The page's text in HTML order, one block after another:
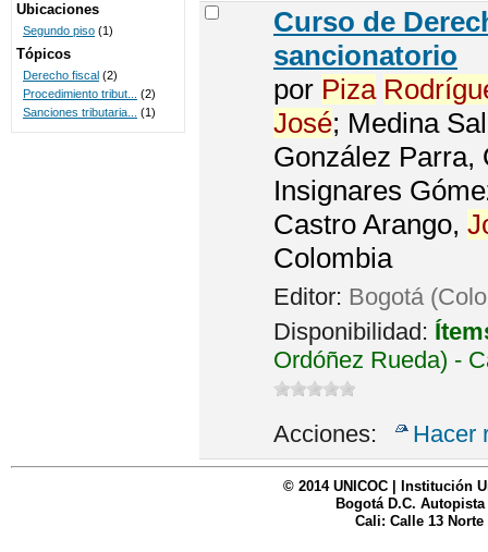
Curso de
sancionatorio
por Piza
José; Medina
González
Insignares
Castro Arango,
Colombia
Editor: Bogotá
Disponibilidad:
Ordóñez Rueda) -
Acciones: Hacer
Ubicaciones
Segundo piso (1)
Tópicos
Derecho fiscal (2)
Procedimiento tribut...
(2)
Sanciones tributaria... (1)
© 2014 UNICOC | Institución
Bogotá D.C. Autopista
Cali: Calle 13 Norte